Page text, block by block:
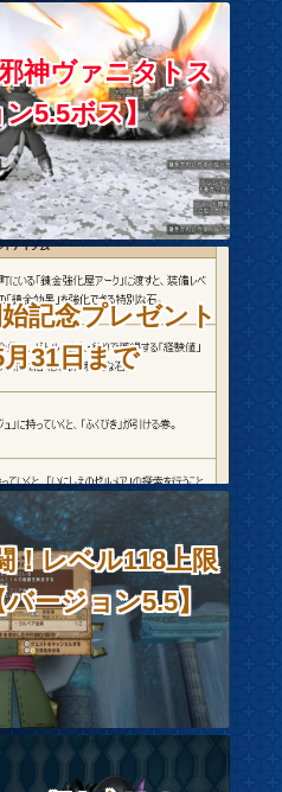
神ヴァニタトス
5.5ボス】
記念プレゼント
31日まで
！レベル118上限
ージョン5.5】